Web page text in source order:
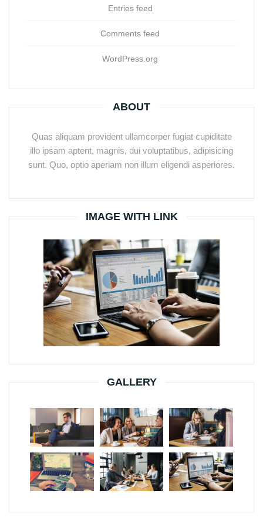
Entries feed
Comments feed
WordPress.org
ABOUT
Quas aliquam provident ullamcorper fugiat cupiditate
illo ipsam aptent, magnis, dui voluptatibus, adipisicing
sunt. Quo, optio aperiam non illum eligendi asperiores.
IMAGE WITH LINK
GALLERY